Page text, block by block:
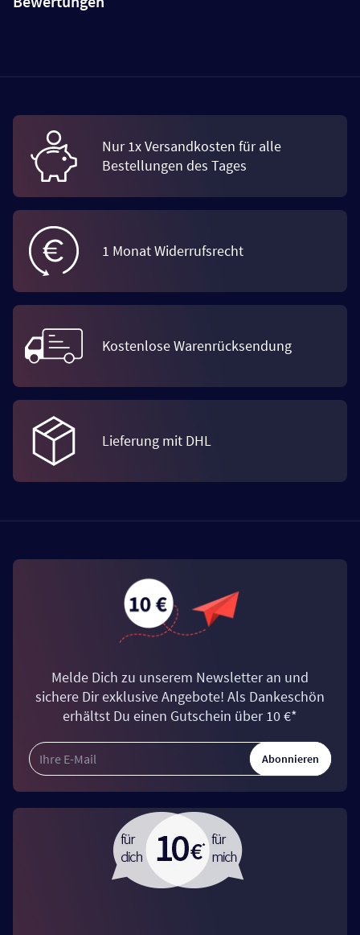
Nur 1x Versandkosten für alle
Bestellungen des Tages
1 Monat Widerrufsrecht
Kostenlose Warenrücksendung
Lieferung mit DHL
Melde Dich zu unserem Newsletter an und
sichere Dir exklusive Angebote! Als Dankeschön
erhältst Du einen Gutschein über 10 €*
Abonnieren